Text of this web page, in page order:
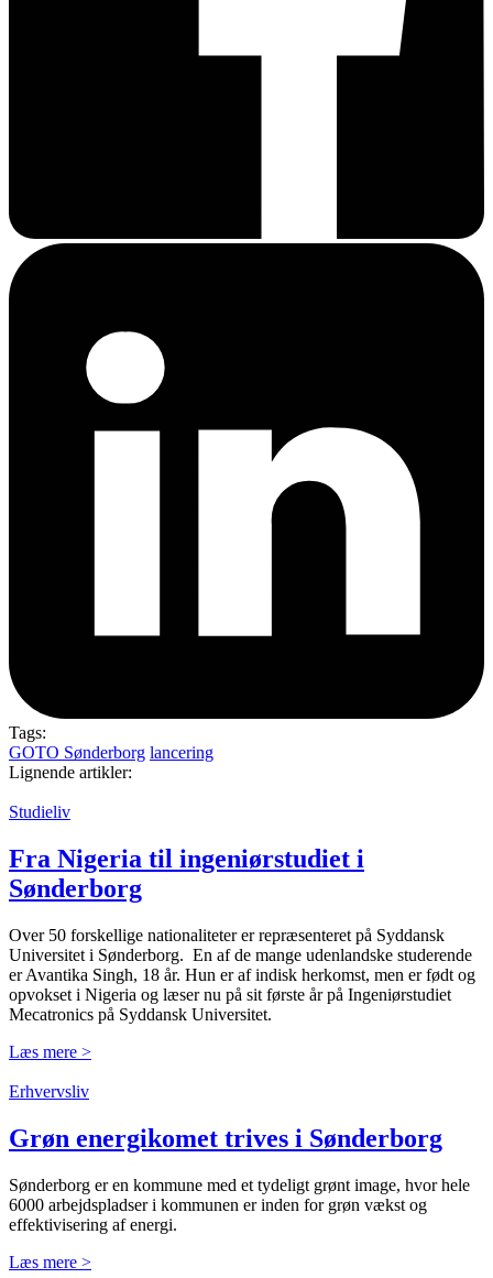
Tags:
GOTO Sønderborg lancering
Lignende artikler:
Studieliv
Fra Nigeria til ingeniør­studiet i
Sønderborg
Over 50 forskellige nationaliteter er repræsenteret på Syddansk
Universitet i Sønderborg. En af de mange udenlandske studerende
er Avantika Singh, 18 år. Hun er af indisk herkomst, men er født og
opvokset i Nigeria og læser nu på sit første år på Ingeniørstudiet
Mecatronics på Syddansk Universitet.
Læs mere >
Erhvervsliv
Grøn energikomet trives i Sønderborg
Sønderborg er en kommune med et tydeligt grønt image, hvor hele
6000 arbejdspladser i kommunen er inden for grøn vækst og
effektivisering af energi.
Læs mere >